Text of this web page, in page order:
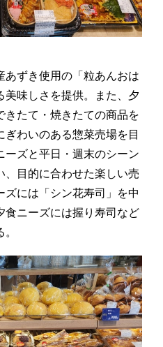
ずき使用の「粒あんおは
美味しさを提供。また、夕
たて・焼きたての商品を
わいのある惣菜売場を目
ズと平日・週末のシーン
目的に合わせた楽しい売
には「シン花寿司」を中
ニーズには握り寿司など